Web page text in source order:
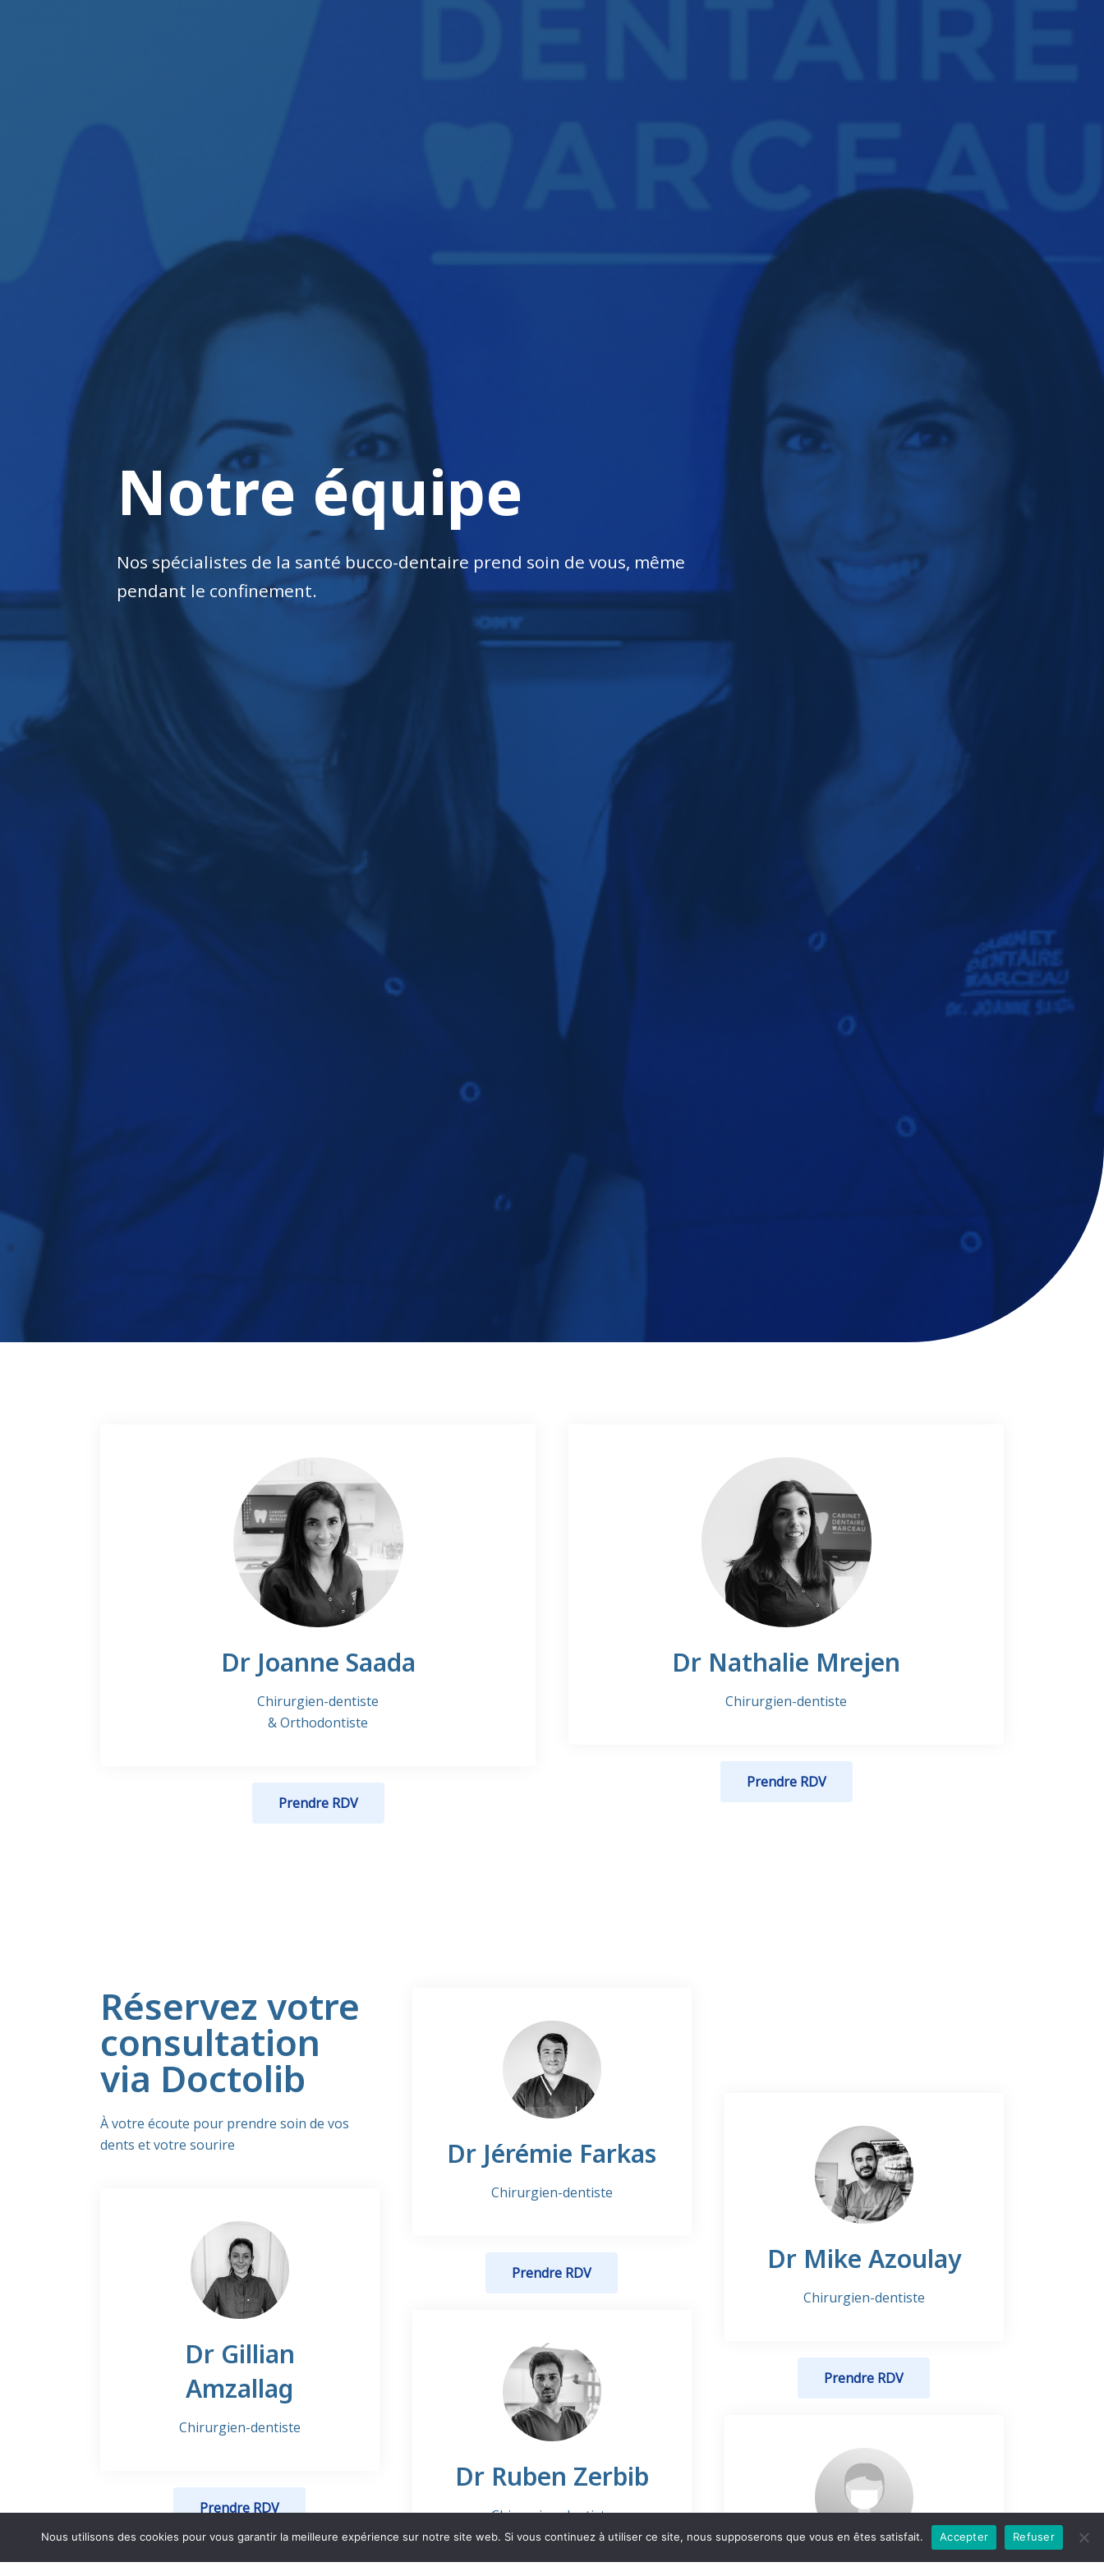
Notre équipe
Nos spécialistes de la santé bucco-dentaire prend soin de vous, même
pendant le confinement.
Dr Joanne Saada
Chirurgien-dentiste
& Orthodontiste
Prendre RDV
Dr Nathalie Mrejen
Chirurgien-dentiste
Prendre RDV
Réservez votre
consultation
via Doctolib
À votre écoute pour prendre soin de vos
dents et votre sourire
Dr Gillian
Amzallag
Chirurgien-dentiste
Prendre RDV
Dr Jérémie Farkas
Chirurgien-dentiste
Prendre RDV
Dr Ruben Zerbib
Chirurgien-dentiste
Dr Mike Azoulay
Chirurgien-dentiste
Prendre RDV
Nous utilisons des cookies pour vous garantir la meilleure expérience sur notre site web. Si vous continuez à utiliser ce site, nous supposerons que vous en êtes satisfait. Accepter Refuser